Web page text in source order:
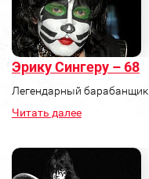
Эрику Сингеру – 68
Легендарный барабанщик.
Читать далее